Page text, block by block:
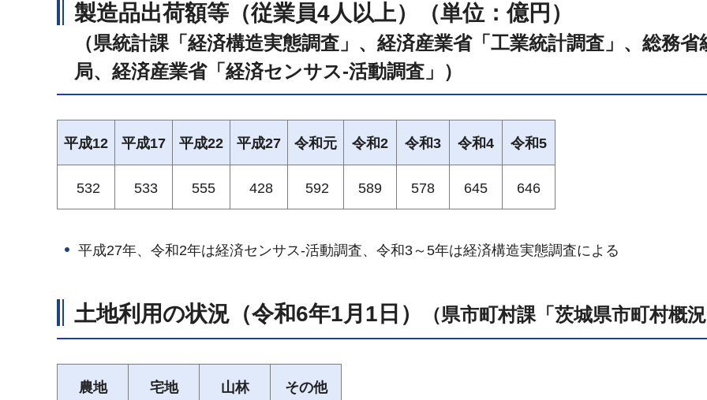
製造品出荷額等（従業員4人以上）（単位：億円）
（県統計課「経済構造実態調査」、経済産業省「工業統計調査」、総務省
局、経済産業省「経済センサス-活動調査」）
平成12 平成17 平成22 平成27 令和元 令和2 令和3 令和4 令和5
532 533 555 428 592 589 578 645 646
平成27年、令和2年は経済センサス-活動調査、令和3～5年は経済構造実態調査による
土地利用の状況（令和6年1月1日） （県市町村課「茨城県市町村概
農地 宅地 山林 その他